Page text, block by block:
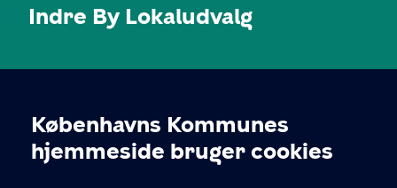
Cookieindstillinger
Københavns Kommunes
hjemmeside bruger cookies
Indre By Lokaludvalg
indrebylokaludvalg@okf.kk.dk